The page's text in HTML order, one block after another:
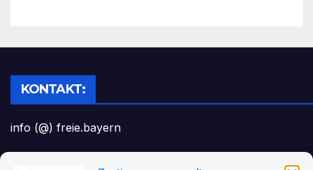
KONTAKT:
info (@) freie.bayern